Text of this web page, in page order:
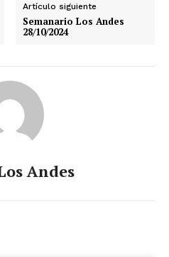
Artículo siguiente
Semanario Los Andes
28/10/2024
Andes